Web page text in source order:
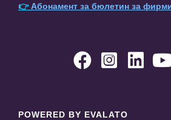
👉Абонамент за бюлетин за
  
POWERED BY EVALATO